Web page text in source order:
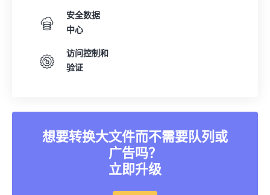
安全数据
中心
访问控制和
验证
想要转换大文件而不需要队列或
广告吗？
立即升级